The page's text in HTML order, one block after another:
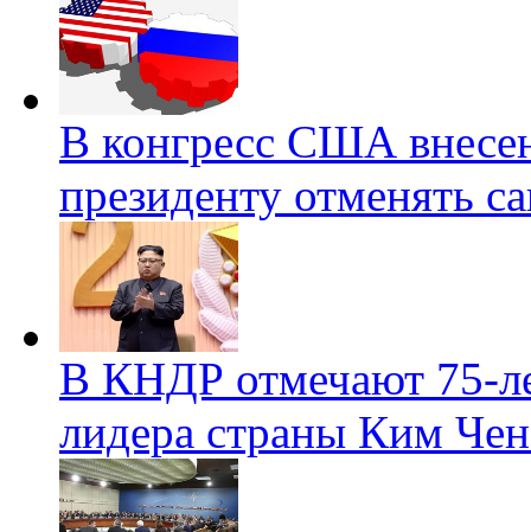
В конгресс США
президенту отменять
В КНДР отмечают 75-
лидера страны Ким